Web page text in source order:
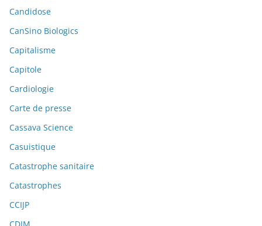
Candidose
CanSino Biologics
Capitalisme
Capitole
Cardiologie
Carte de presse
Cassava Science
Casuistique
Catastrophe sanitaire
Catastrophes
CCIJP